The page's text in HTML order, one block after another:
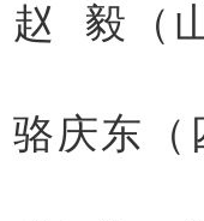
毅（
庆东（